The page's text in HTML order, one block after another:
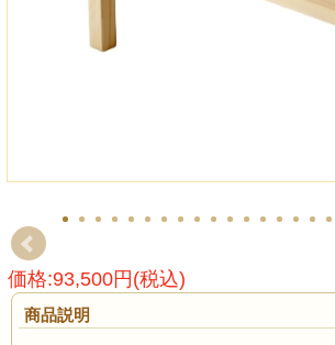
価格:93,500円(税込)
商品説明